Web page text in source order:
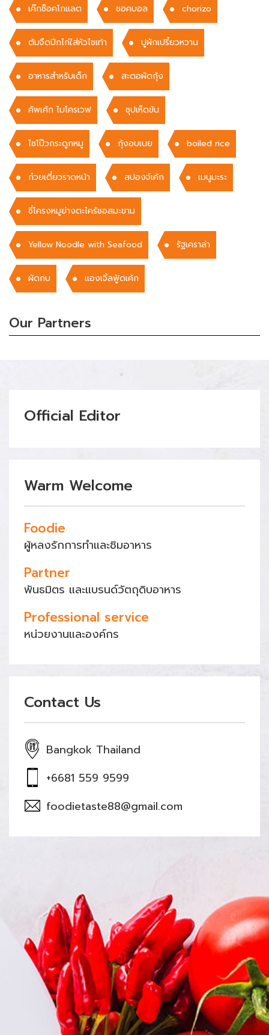
เค๊กช็อคโกแลต ชอคบอล chorizo
ต้มจืดปีกไก่ใส่หัวไชเท้า ปูผักเปรี้ยวหวาน
อาหารสำหรับเด็ก สะตอผัดกุ้ง
คัพเค้ก ไมโครเวฟ ซุปเห็ดข้น
ไชโป๊วกระดูกหมู กุ้งอบเนย boiled rice
ก๋วยเตี๋ยวราดหน้า สปองจ์เค้ก เมนูมะระ
ซี่โครงหมูย่างตะไคร้ซอสมะขาม
Yellow Noodle with Seafood รัฐเคราล่า
ผัดกบ แองเจิ้ลฟู้ดเค้ก
Our Partners
Official Editor
Warm Welcome
Foodie
ผู้หลงรักการทำและชิมอาหาร
Partner
พันธมิตร และแบรนด์วัตถุดิบอาหาร
Professional service
หน่วยงานและองค์กร
Contact Us
Bangkok Thailand
+6681 559 9599
foodietaste88@gmail.com